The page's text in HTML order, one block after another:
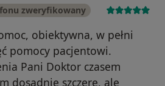
zweryfikowany
obiektywna, w pełni
pomocy pacjentowi.
Pani Doktor czasem
dosadnie szczere, ale